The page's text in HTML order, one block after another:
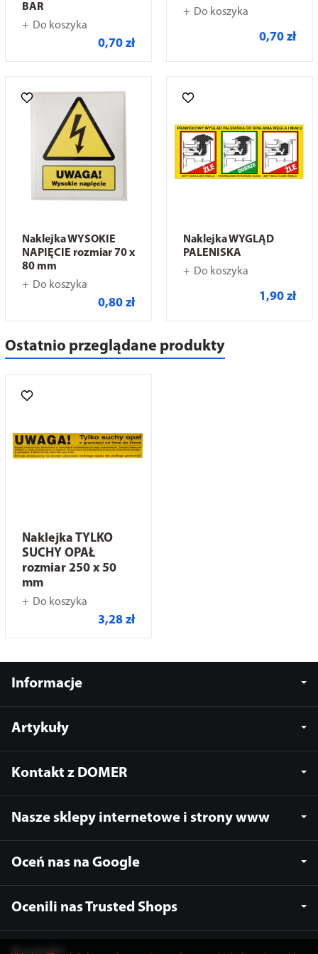
BAR
Do koszyka
0,70 zł
Do koszyka
0,70 zł
Naklejka WYSOKIE
NAPIĘCIE rozmiar 70 x
80 mm
Do koszyka
0,80 zł
Naklejka WYGLĄD
PALENISKA
Do koszyka
1,90 zł
Ostatnio przeglądane produkty
Naklejka TYLKO
SUCHY OPAŁ
rozmiar 250 x 50
mm
Do koszyka
3,28 zł
Informacje
Artykuły
Kontakt z DOMER
Nasze sklepy internetowe i strony www
Oceń nas na Google
Ocenili nas Trusted Shops